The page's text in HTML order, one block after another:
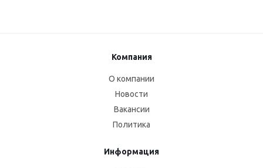
Компания
О компании
Новости
Вакансии
Политика
Информация